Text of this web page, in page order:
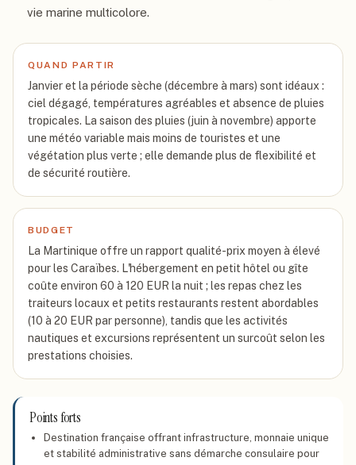
vie marine multicolore.
QUAND PARTIR
Janvier et la période sèche (décembre à mars) sont idéaux :
ciel dégagé, températures agréables et absence de pluies
tropicales. La saison des pluies (juin à novembre) apporte
une météo variable mais moins de touristes et une
végétation plus verte ; elle demande plus de flexibilité et
de sécurité routière.
BUDGET
La Martinique offre un rapport qualité-prix moyen à élevé
pour les Caraïbes. L'hébergement en petit hôtel ou gîte
coûte environ 60 à 120 EUR la nuit ; les repas chez les
traiteurs locaux et petits restaurants restent abordables
(10 à 20 EUR par personne), tandis que les activités
nautiques et excursions représentent un surcoût selon les
prestations choisies.
Points forts
Destination française offrant infrastructure, monnaie unique
et stabilité administrative sans démarche consulaire pour